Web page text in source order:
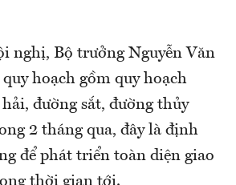
nghị, Bộ trưởng Nguyễn Văn
hoạch gồm quy hoạch
đường sắt, đường thủy
2 tháng qua, đây là định
để phát triển toàn diện giao
thời gian tới.